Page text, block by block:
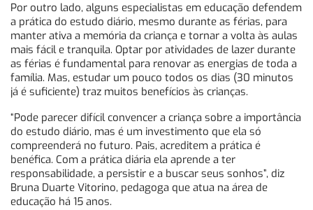
Por outro lado, alguns especialistas em educação defendem
a prática do estudo diário, mesmo durante as férias, para
manter ativa a memória da criança e tornar a volta às aulas
mais fácil e tranquila. Optar por atividades de lazer durante
as férias é fundamental para renovar as energias de toda a
família. Mas, estudar um pouco todos os dias (30 minutos
já é suficiente) traz muitos benefícios às crianças.
“Pode parecer difícil convencer a criança sobre a importância
do estudo diário, mas é um investimento que ela só
compreenderá no futuro. Pais, acreditem a prática é
benéfica. Com a prática diária ela aprende a ter
responsabilidade, a persistir e a buscar seus sonhos”, diz
Bruna Duarte Vitorino, pedagoga que atua na área de
educação há 15 anos.